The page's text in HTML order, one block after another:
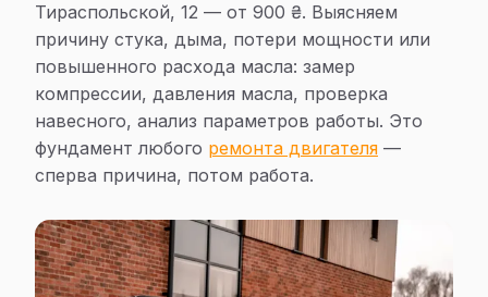
Тираспольской, 12 — от 900 ₴. Выясняем
причину стука, дыма, потери мощности или
повышенного расхода масла: замер
компрессии, давления масла, проверка
навесного, анализ параметров работы. Это
фундамент любого ремонта двигателя —
сперва причина, потом работа.